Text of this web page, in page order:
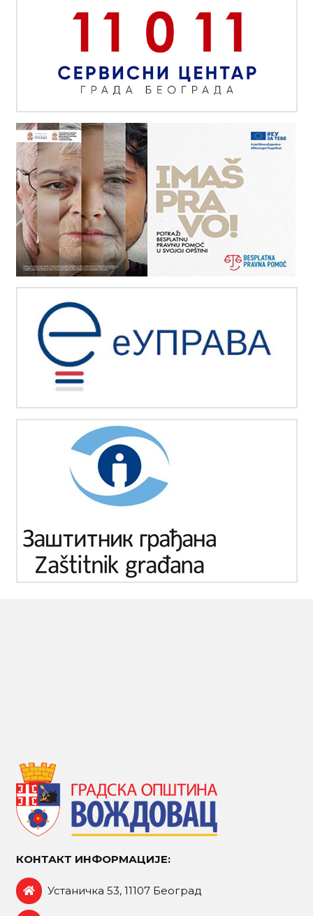
КОНТАКТ ИНФОРМАЦИЈЕ:
Устаничка 53, 11107 Београд